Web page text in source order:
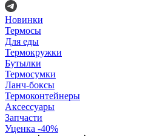
Новинки
Термосы
Для еды
Термокружки
Бутылки
Термосумки
Ланч-боксы
Термоконтейнеры
Аксессуары
Запчасти
Уценка -40%